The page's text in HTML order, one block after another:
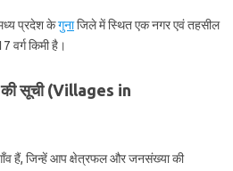
प्रदेश केगुनाजिले में स्थित एक नगर एवं तहसील
किमी है।
सूची (Villages in
हैं, जिन्हें आप क्षेत्रफल और जनसंख्या की